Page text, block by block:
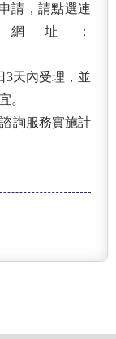
請，請點選連
址：
3天內受理，並
。
詢服務實施計